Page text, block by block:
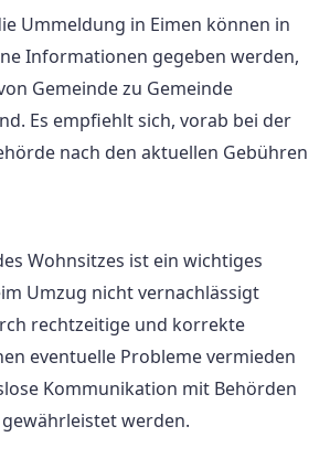
Ummeldung in Eimen können in
Informationen gegeben werden,
Gemeinde zu Gemeinde
Es empfiehlt sich, vorab bei der
nach den aktuellen Gebühren
Wohnsitzes ist ein wichtiges
Umzug nicht vernachlässigt
rechtzeitige und korrekte
eventuelle Probleme vermieden
Kommunikation mit Behörden
werden.